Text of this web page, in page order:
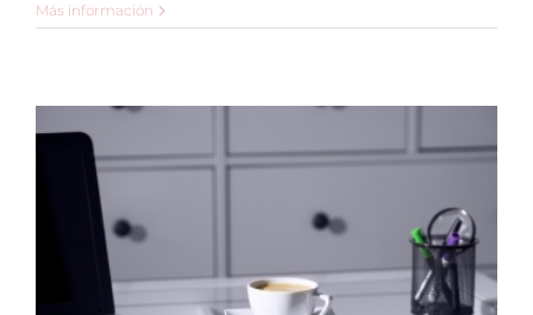
semana
de
ejemplos.
Más información